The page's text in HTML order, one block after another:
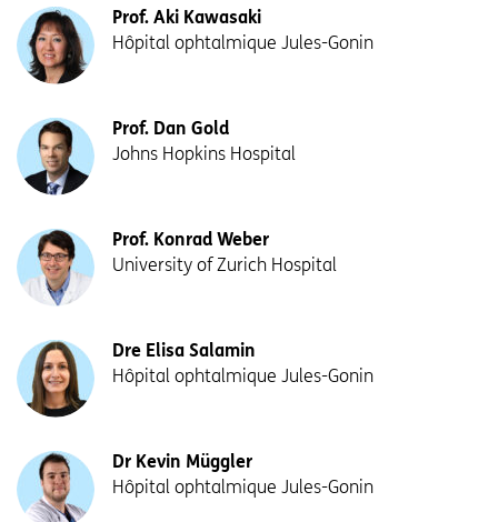
Prof. Aki Kawasaki
Hôpital ophtalmique Jules-Gonin
Prof. Dan Gold
Johns Hopkins Hospital
Prof. Konrad Weber
University of Zurich Hospital
Dre Elisa Salamin
Hôpital ophtalmique Jules-Gonin
Dr Kevin Müggler
Hôpital ophtalmique Jules-Gonin